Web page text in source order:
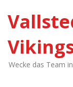
Wecke das Team